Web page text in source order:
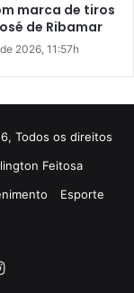
Todos os direitos
Feitosa
Esporte
Instagram